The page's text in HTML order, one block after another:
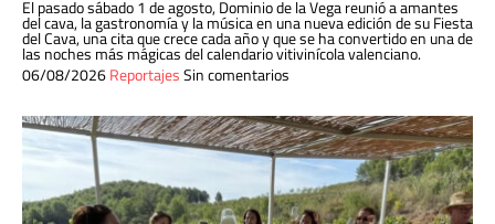
El pasado sábado 1 de agosto, Dominio de la Vega reunió a amantes
del cava, la gastronomía y la música en una nueva edición de su Fiesta
del Cava, una cita que crece cada año y que se ha convertido en una de
las noches más mágicas del calendario vitivinícola valenciano.
06/08/2026ReportajesSin comentarios